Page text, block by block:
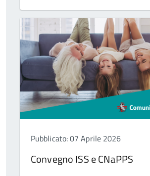
Pubblicato: 07 Aprile 2026
Convegno ISS e CNaPPS